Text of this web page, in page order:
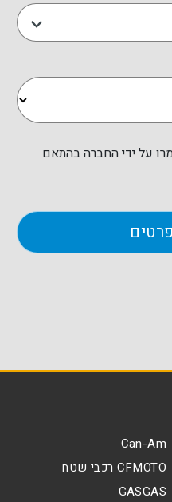
על ידי החברה בהתאם
Can-Am
CFMOTO רכבי שטח
GASGAS